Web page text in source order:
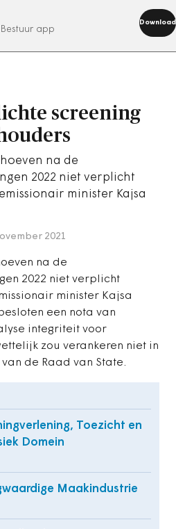
app
Download
nu
screening
na de
2022 niet verplicht
minister Kajsa
2021
na de
2022 niet verplicht
minister Kajsa
een nota van
integriteit voor
zou verankeren niet in
de Raad van State.
Toezicht en
Domein
Maakindustrie